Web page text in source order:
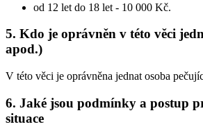
od 12 let do 18 let - 10 000 Kč.
5. Kdo je oprávněn v této věci
apod.)
V této věci je oprávněna jednat osoba
6. Jaké jsou podmínky a postup
situace